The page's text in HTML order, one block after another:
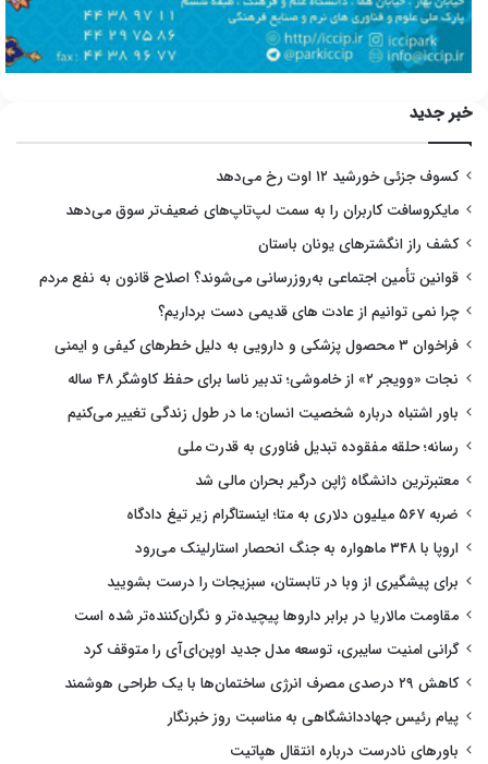
خبر جدید
کسوف جزئی خورشید ۱۲ اوت رخ می‌دهد
مایکروسافت کاربران را به سمت لپ‌تاپ‌های ضعیف‌تر سوق می‌دهد
کشف راز انگشترهای یونان باستان
قوانین تأمین اجتماعی به‌روزرسانی می‌شوند؟ اصلاح قانون به نفع مردم
چرا نمی توانیم از عادت های قدیمی دست برداریم؟
فراخوان ۳ محصول پزشکی و دارویی به دلیل خطرهای کیفی و ایمنی
نجات «وویجر ۲» از خاموشی؛ تدبیر ناسا برای حفظ کاوشگر ۴۸ ساله
باور اشتباه درباره شخصیت انسان؛ ما در طول زندگی تغییر می‌کنیم
رسانه؛ حلقه مفقوده تبدیل فناوری به قدرت ملی
معتبرترین دانشگاه ژاپن درگیر بحران مالی شد
ضربه ۵۶۷ میلیون دلاری به متا؛ اینستاگرام زیر تیغ دادگاه
اروپا با ۳۴۸ ماهواره به جنگ انحصار استارلینک می‌رود
برای پیشگیری از وبا در تابستان، سبزیجات را درست بشویید
مقاومت مالاریا در برابر داروها پیچیده‌تر و نگران‌کننده‌تر شده است
گرانی امنیت سایبری، توسعه مدل جدید اوپن‌ای‌آی را متوقف کرد
کاهش ۲۹ درصدی مصرف انرژی ساختمان‌ها با یک طراحی هوشمند
پیام رئیس جهاددانشگاهی به مناسبت روز خبرنگار
باورهای نادرست درباره انتقال هپاتیت